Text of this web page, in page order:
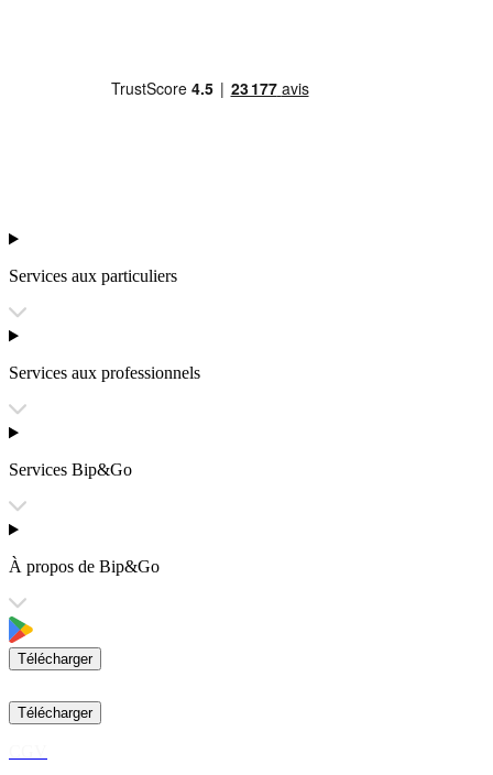
Services aux particuliers
Services aux professionnels
Services Bip&Go
À propos de Bip&Go
Télécharger
Télécharger